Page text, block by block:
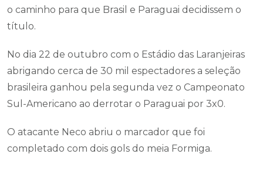
o caminho para que Brasil e Paraguai decidissem o
título.
No dia 22 de outubro com o Estádio das Laranjeiras
abrigando cerca de 30 mil espectadores a seleção
brasileira ganhou pela segunda vez o Campeonato
Sul-Americano ao derrotar o Paraguai por 3x0.
O atacante Neco abriu o marcador que foi
completado com dois gols do meia Formiga.